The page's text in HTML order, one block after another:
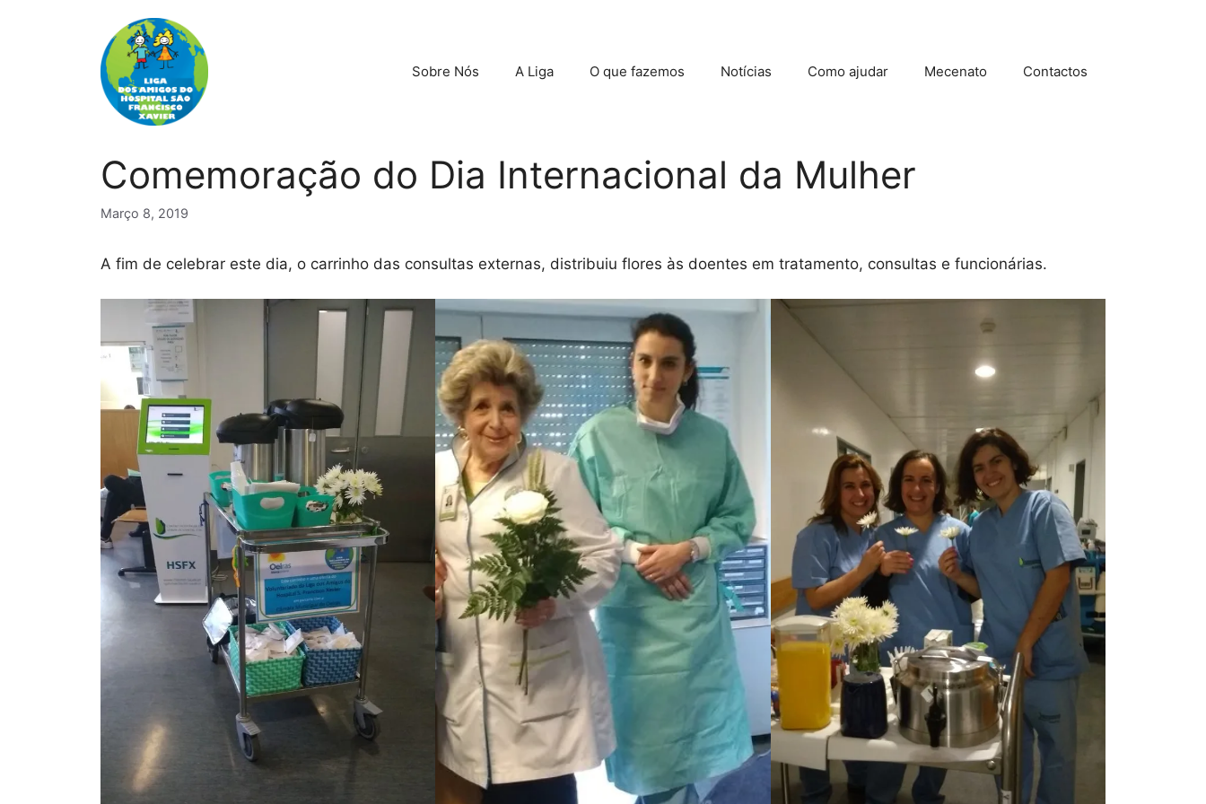
Sobre Nós A Liga O que fazemos Notícias Como ajudar Mecenato Contactos
Comemoração do Dia Internacional da Mulher
Março 8, 2019
A fim de celebrar este dia, o carrinho das consultas externas, distribuiu flores às doentes em tratamento, consultas e funcionárias.